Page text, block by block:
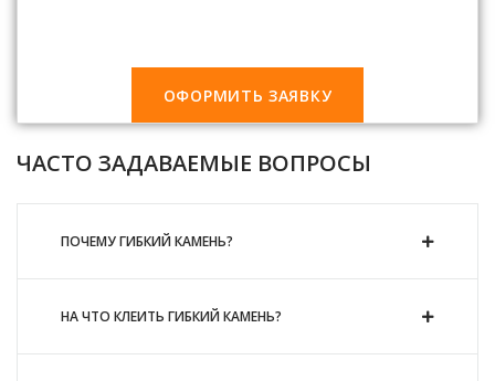
ОФОРМИТЬ ЗАЯВКУ
ЧАСТО ЗАДАВАЕМЫЕ ВОПРОСЫ
ПОЧЕМУ ГИБКИЙ КАМЕНЬ?
НА ЧТО КЛЕИТЬ ГИБКИЙ КАМЕНЬ?